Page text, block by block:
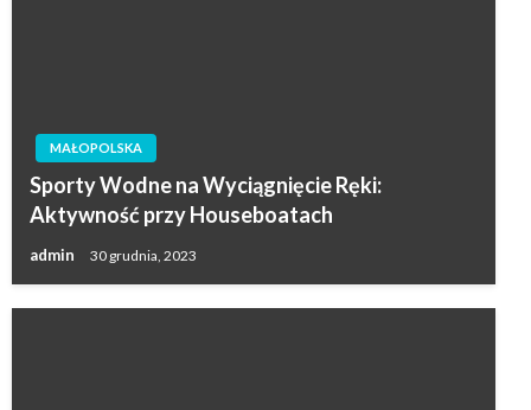
MAŁOPOLSKA
Sporty Wodne na Wyciągnięcie Ręki:
Aktywność przy Houseboatach
admin 30 grudnia, 2023